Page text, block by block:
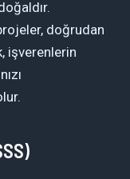
doğrudan
işverenlerin